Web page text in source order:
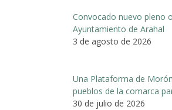
Convocado nuevo pleno
Ayuntamiento de Arahal
3 de agosto de 2026
Una Plataforma de
pueblos de la comarca
30 de julio de 2026